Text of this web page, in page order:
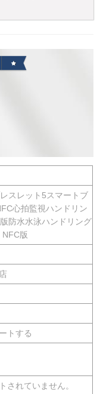
スレット5スマートブ
心拍監視ハンドリン
防水水泳ハンドリング
NFC版
トする
されていません。